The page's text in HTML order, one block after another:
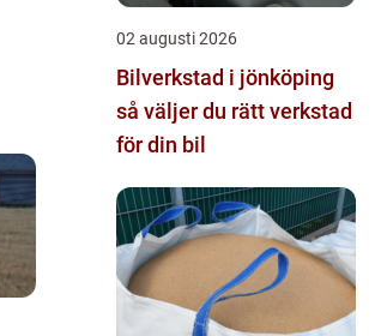
02 augusti 2026
Bilverkstad i jönköping
så väljer du rätt verkstad
för din bil